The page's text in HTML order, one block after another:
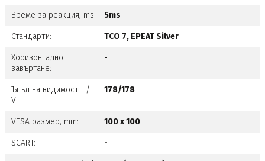
Време за реакция, ms: 5ms
Стандарти: TCO 7, EPEAT Silver
Хоризонтално
завъртане:
-
Ъгъл на видимост H/
V:
178/178
VESA размер, mm: 100 x 100
SCART: -